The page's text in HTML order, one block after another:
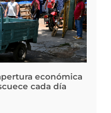
económica
cada día